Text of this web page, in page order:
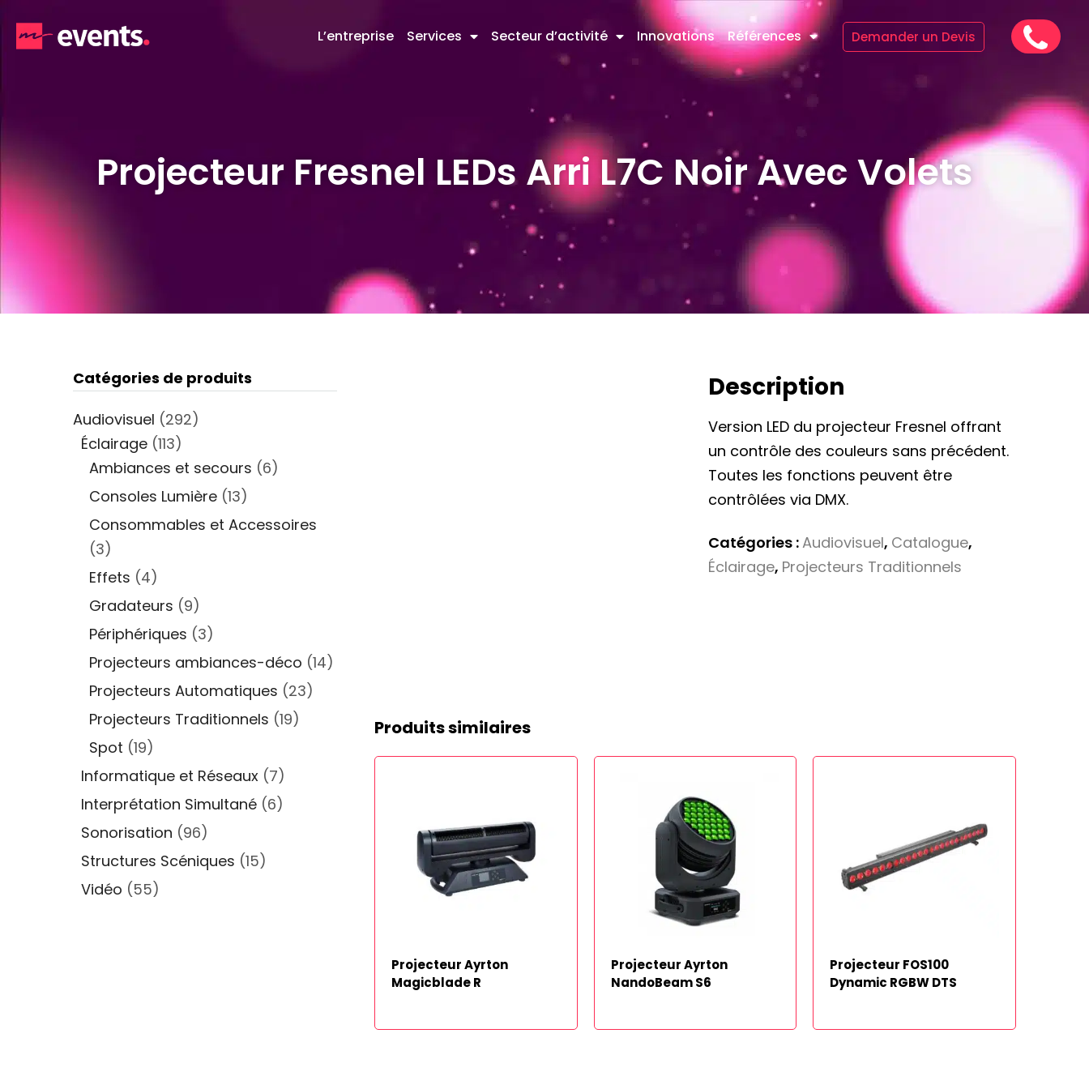
L’entreprise Services Secteur d’activité Innovations Références Demander un Devis
Projecteur Fresnel LEDs Arri L7C Noir Avec Volets
Description
Version LED du projecteur Fresnel offrant
un contrôle des couleurs sans précédent.
Toutes les fonctions peuvent être
contrôlées via DMX.
Catégories :Audiovisuel, Catalogue,
Éclairage, Projecteurs Traditionnels
Produits similaires
Projecteur Ayrton
Magicblade R
Projecteur Ayrton
NandoBeam S6
Projecteur FOS100
Dynamic RGBW DTS
Catégories de produits
Audiovisuel (292)
Éclairage (113)
Ambiances et secours (6)
Consoles Lumière (13)
Consommables et Accessoires
(3)
Effets (4)
Gradateurs (9)
Périphériques (3)
Projecteurs ambiances-déco (14)
Projecteurs Automatiques (23)
Projecteurs Traditionnels (19)
Spot (19)
Informatique et Réseaux (7)
Interprétation Simultané (6)
Sonorisation (96)
Structures Scéniques (15)
Vidéo (55)